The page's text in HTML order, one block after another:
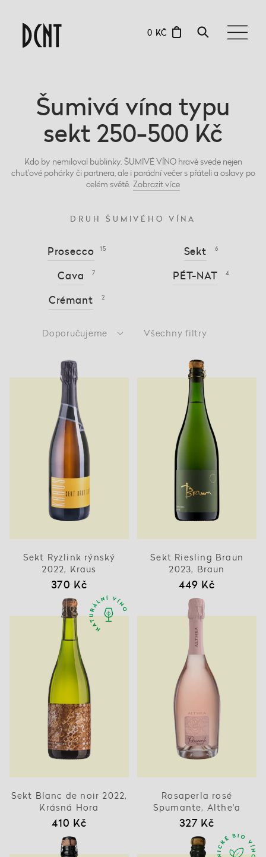
0 KČ
Šumivá vína typu
sekt 250-500 Kč
Kdo by nemiloval bublinky. ŠUMIVÉ VÍNO hravě svede nejen
chuťové pohárky či partnera, ale i parádní večer s přáteli a oslavy po
celém světě. Zobrazitvíce
DRUH ŠUMIVÉHO VÍNA
Prosecco 15
Cava 7
Crémant 2
Sekt 6
PÉT-NAT 4
Doporučujeme Všechny filtry
Sekt Ryzlink rýnský
2022, Kraus
370 Kč
Sekt Riesling Braun
2023, Braun
449 Kč
Sekt Blanc de noir 2022,
Krásná Hora
410 Kč
Rosaperla rosé
Spumante, Althe'a
327 Kč